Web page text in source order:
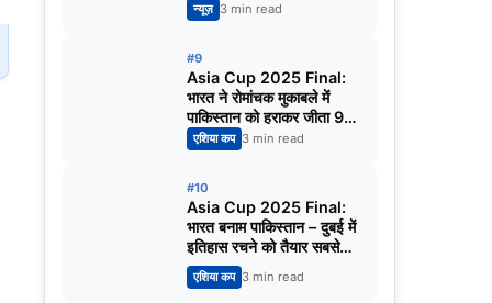
न्यूज़ 3 min read
#9
Asia Cup 2025 Final:
भारत ने रोमांचक मुकाबले में
पाकिस्तान को हराकर जीता 9वां
खिताब
एशिया कप 3 min read
#10
Asia Cup 2025 Final:
भारत बनाम पाकिस्तान – दुबई में
इतिहास रचने को तैयार सबसे
बड़ा मुकाबला
एशिया कप 3 min read